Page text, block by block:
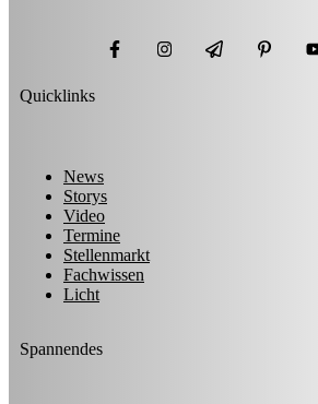
Quicklinks
News
Storys
Video
Termine
Stellenmarkt
Fachwissen
Licht
Spannendes